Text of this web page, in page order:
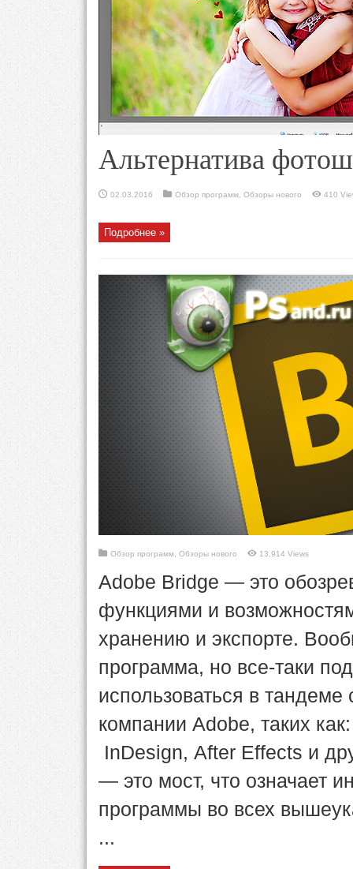
Альтернатива
02.03.2016 Обзор программ, Обзоры нового 410
Подробнее »
Обзор программ, Обзоры нового 13,914 Views
Adobe Bridge — это
функциями и
хранению и экспорте.
программа, но все-таки
использоваться в
компании Adobe, таких
InDesign, After Effects и
— это мост, что означает
программы во всех
...